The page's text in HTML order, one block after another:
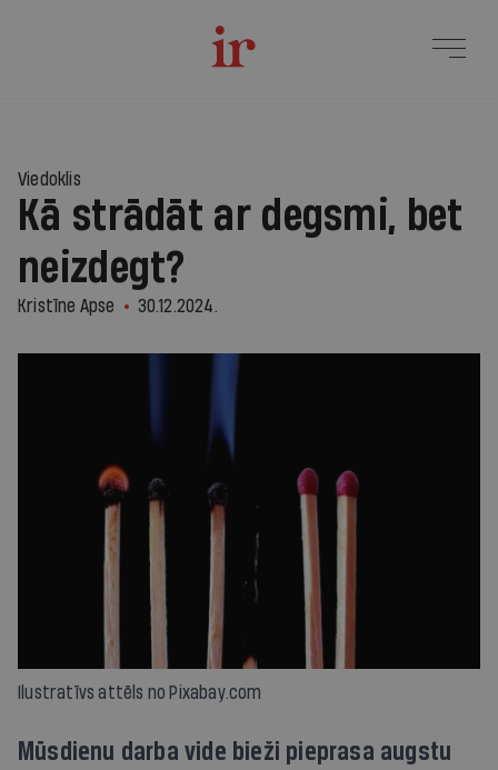
Viedoklis
Kā strādāt ar degsmi, bet
neizdegt?
Kristīne Apse 30.12.2024.
Ilustratīvs attēls no Pixabay.com
Mūsdienu darba vide bieži pieprasa augstu